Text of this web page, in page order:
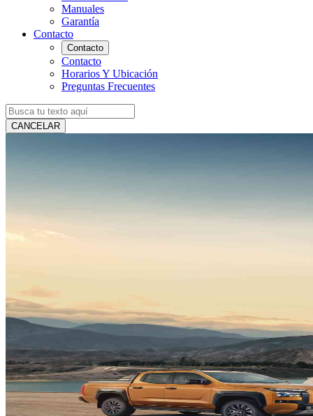
Manuales
Garantía
Contacto
Contacto
Contacto
Horarios Y Ubicación
Preguntas Frecuentes
CANCELAR